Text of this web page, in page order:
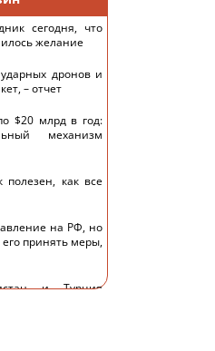
сегодня, что
желание
дронов и
– отчет
$20 млрд в год:
механизм
как все
на РФ, но
его принять меры,
и Турция